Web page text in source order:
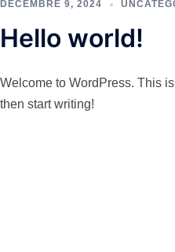
DÉCEMBRE 9, 2024
Hello world!
Welcome to WordPress. This
then start writing!